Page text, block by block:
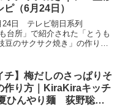
ピ（6月24日）
24日 テレビ朝日系列
台所」で紹介された「とうも
豆のサクサク焼き」の作り方
ものです。和食の基本「まご
」を取り入...
チ】梅だしのさっぱりそ
作り方｜KiraKiraキッチ
ひんやり麺 荻野聡士